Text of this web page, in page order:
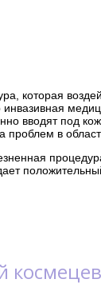
которая
инвазивная
вводят под
проблем в